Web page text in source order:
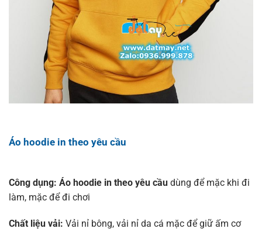
Áo hoodie in theo yêu cầu
Công dụng: Áo hoodie in theo yêu cầu dùng để mặc khi đi
làm, mặc để đi chơi
Chất liệu vải: Vải nỉ bông, vải nỉ da cá mặc để giữ ấm cơ